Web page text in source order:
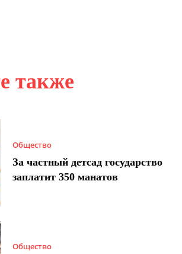
также
Общество
За частный детсад государство
заплатит 350 манатов
Общество